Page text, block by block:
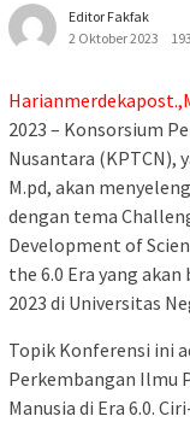
Editor Fakfak
2 Oktober 2023
2023 – Konsorsium
Nusantara (KPTCN),
M.pd, akan
dengan tema
Development of
the 6.0 Era yang
2023 di Universitas
Topik Konferensi ini
Perkembangan Ilmu
Manusia di Era 6.0.